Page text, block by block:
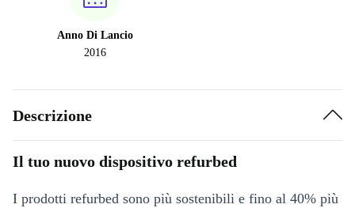
Anno Di Lancio
2016
Descrizione
Il tuo nuovo dispositivo refurbed
I prodotti refurbed sono più sostenibili e fino al 40% più